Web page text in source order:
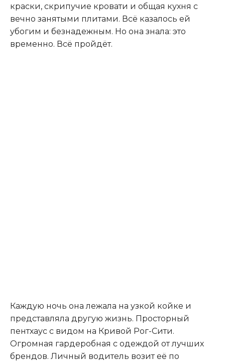
краски, скрипучие кровати и общая кухня с
вечно занятыми плитами. Всё казалось ей
убогим и безнадежным. Но она знала: это
временно. Всё пройдёт.
Каждую ночь она лежала на узкой койке и
представляла другую жизнь. Просторный
пентхаус с видом на Кривой Рог-Сити.
Огромная гардеробная с одеждой от лучших
брендов. Личный водитель возит её по